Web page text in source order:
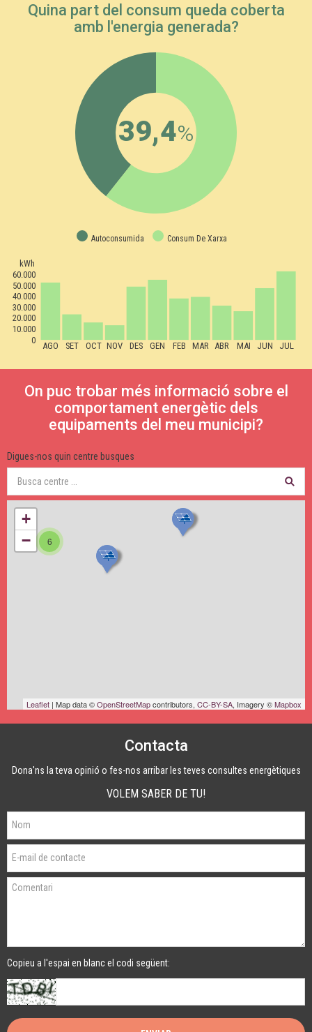
Quina part del consum queda coberta
amb l'energia generada?
39,4%
Autoconsumida Consum De Xarxa
AGO SET OCT NOV DES GEN FEB MAR ABR MAI JUN JUL
0
10.000
20.000
30.000
40.000
50.000
60.000
kWh
On puc trobar més informació sobre el
comportament energètic dels
equipaments del meu municipi?
Digues-nos quin centre busques
6
+
−
Leaflet | Map data ©OpenStreetMapcontributors, CC-BY-SA, Imagery ©Mapbox
Contacta
Dona'ns la teva opinió o fes-nos arribar les teves consultes energètiques
VOLEM SABER DE TU!
Copieu a l'espai en blanc el codi següent: